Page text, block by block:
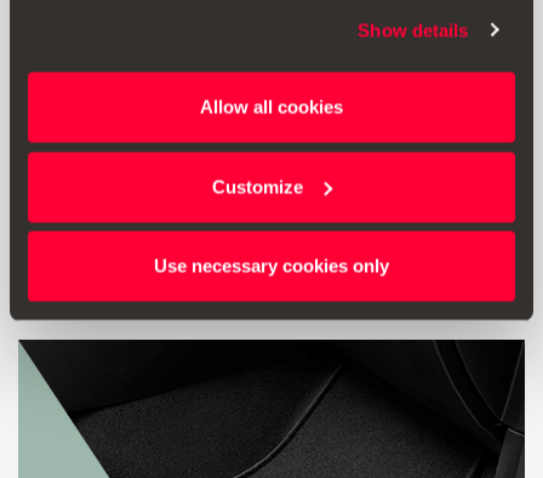
Show details
Allow all cookies
Customize
Use necessary cookies only
Pachet textil (LHD)
Mergi la produs